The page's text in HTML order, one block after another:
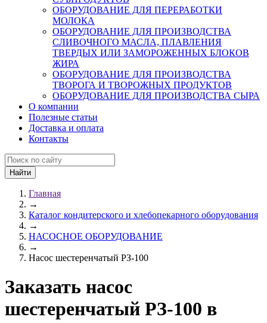
ОБОРУДОВАНИЕ ДЛЯ ПЕРЕРАБОТКИ
МОЛОКА
ОБОРУДОВАНИЕ ДЛЯ ПРОИЗВОДСТВА
СЛИВОЧНОГО МАСЛА, ПЛАВЛЕНИЯ
ТВЕРДЫХ ИЛИ ЗАМОРОЖЕННЫХ БЛОКОВ
ЖИРА
ОБОРУДОВАНИЕ ДЛЯ ПРОИЗВОДСТВА
ТВОРОГА И ТВОРОЖНЫХ ПРОДУКТОВ
ОБОРУДОВАНИЕ ДЛЯ ПРОИЗВОДСТВА СЫРА
О компании
Полезные статьи
Доставка и оплата
Контакты
Главная
→
Каталог кондитерского и хлебопекарного оборудования
→
НАСОСНОЕ ОБОРУДОВАНИЕ
→
Насос шестеренчатый РЗ-100
Заказать насос
шестеренчатый РЗ-100 в